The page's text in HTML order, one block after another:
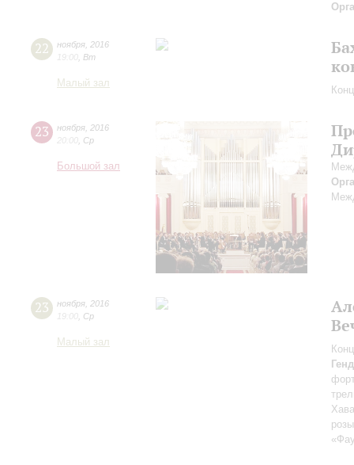
22 ноября 2016
19:00 Вт
Малый зал
23 ноября 2016
20:00 Ср
Большой зал
23 ноября 2016
19:00 Ср
Малый зал